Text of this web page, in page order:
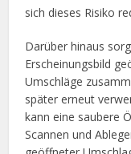
sich dieses Risiko
Darüber hinaus
Erscheinungsbild
Umschläge
später erneut
kann eine saubere
Scannen und